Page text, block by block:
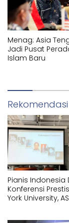
Menag: Asia
Jadi Pusat
Islam Baru
Pianis Indonesia
Konferensi
York University, AS